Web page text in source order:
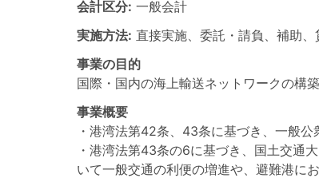
会計区分: 一般会計
実施方法: 直接実施、委託・請負、補助、
事業の目的
国際・国内の海上輸送ネットワークの構
事業概要
・港湾法第42条、43条に基づき、一般
・港湾法第43条の6に基づき、国土交通
いて一般交通の利便の増進や、避難港に